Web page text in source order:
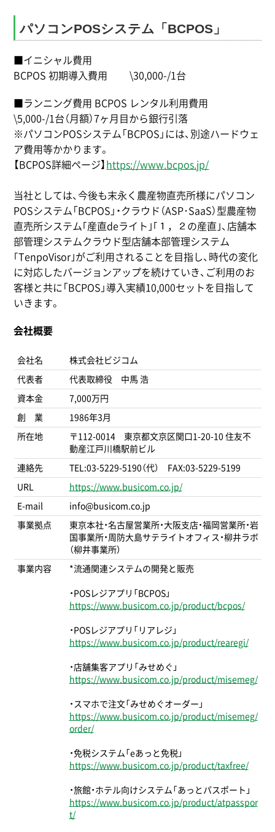
パソコンPOSシステム「BCPOS」
■イニシャル費用
BCPOS 初期導入費用 \30,000-/1台
■ランニング費用 BCPOS レンタル利用費用
\5,000-/1台（月額）7ヶ月目から銀行引落
※パソコンPOSシステム「BCPOS」には、別途ハードウェ
ア費用等かかります。
【BCPOS詳細ページ】 https://www.bcpos.jp/
当社としては、今後も末永く農産物直売所様にパソコン
POSシステム「BCPOS」・クラウド（ASP･SaaS）型農産物
直売所システム｢産直deライト｣｢１，２の産直｣、店舗本
部管理システムクラウド型店舗本部管理システム
｢TenpoVisor｣がご利用されることを目指し、時代の変化
に対応したバージョンアップを続けていき、ご利用のお
客様と共に「BCPOS」導入実績10,000セットを目指して
いきます。
会社概要
会社名 株式会社ビジコム
代表者 代表取締役 中馬 浩
資本金 7,000万円
創 業 1986年3月
所在地
〒112-0014 東京都文京区関口1-20-10 住友不
動産江戸川橋駅前ビル
連絡先 TEL:03-5229-5190（代） FAX:03-5229-5199
URL https://www.busicom.co.jp/
E-mail info@busicom.co.jp
事業拠点
東京本社・名古屋営業所・大阪支店・福岡営業所・岩
国事業所・周防大島サテライトオフィス・柳井ラボ
（柳井事業所）
事業内容 *流通関連システムの開発と販売
・POSレジアプリ「BCPOS」
https://www.busicom.co.jp/product/bcpos/
・POSレジアプリ「リアレジ」
https://www.busicom.co.jp/product/rearegi/
・店舗集客アプリ「みせめぐ」
https://www.busicom.co.jp/product/misemeg/
・スマホで注文「みせめぐオーダー」
https://www.busicom.co.jp/product/misemeg/
order/
・免税システム「eあっと免税」
https://www.busicom.co.jp/product/taxfree/
・旅館・ホテル向けシステム「あっとパスポート」
https://www.busicom.co.jp/product/atpasspor
t/